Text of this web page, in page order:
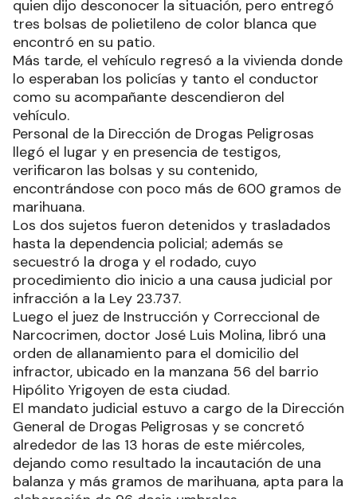
quien dijo desconocer la situación, pero entregó
tres bolsas de polietileno de color blanca que
encontró en su patio.
Más tarde, el vehículo regresó a la vivienda donde
lo esperaban los policías y tanto el conductor
como su acompañante descendieron del
vehículo.
Personal de la Dirección de Drogas Peligrosas
llegó el lugar y en presencia de testigos,
verificaron las bolsas y su contenido,
encontrándose con poco más de 600 gramos de
marihuana.
Los dos sujetos fueron detenidos y trasladados
hasta la dependencia policial; además se
secuestró la droga y el rodado, cuyo
procedimiento dio inicio a una causa judicial por
infracción a la Ley 23.737.
Luego el juez de Instrucción y Correccional de
Narcocrimen, doctor José Luis Molina, libró una
orden de allanamiento para el domicilio del
infractor, ubicado en la manzana 56 del barrio
Hipólito Yrigoyen de esta ciudad.
El mandato judicial estuvo a cargo de la Dirección
General de Drogas Peligrosas y se concretó
alrededor de las 13 horas de este miércoles,
dejando como resultado la incautación de una
balanza y más gramos de marihuana, apta para la